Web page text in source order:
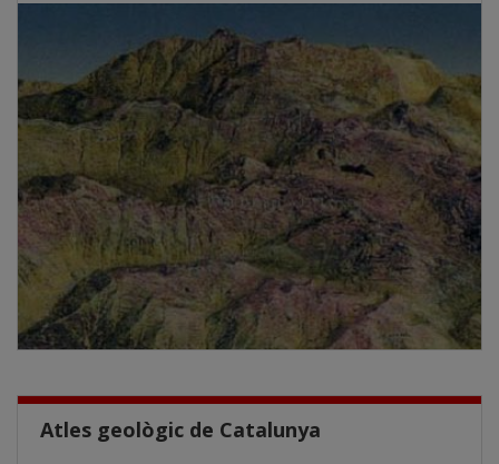
Atles geològic de Catalunya